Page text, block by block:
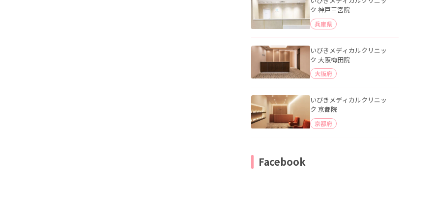
ク 神戸三宮院
兵庫県
いびきメディカルクリニッ
ク 大阪梅田院
大阪府
いびきメディカルクリニッ
ク 京都院
京都府
Facebook